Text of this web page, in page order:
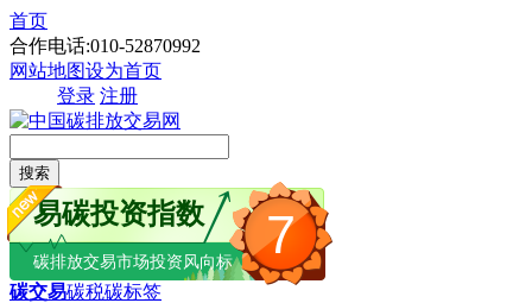
首页
合作电话:010-52870992
网站地图设为首页
登录 注册
搜索
7
易碳投资指数
碳排放交易市场投资风向标
碳交易碳税碳标签